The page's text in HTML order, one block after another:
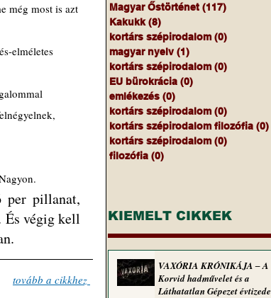
még most is azt
elméletes
per pillanat,
És végig kell
tovább a cikkhez
Magyar Őstörténet (117)
Kakukk (8)
kortárs szépirodalom (0)
magyar nyelv (1)
kortárs szépirodalom (0)
EU bürokrácia (0)
emlékezés (0)
kortárs szépirodalom (0)
kortárs szépirodalom filozófia (0)
kortárs szépirodalom (0)
filozófia (0)
KIEMELT CIKKEK
VAXÓRIA KRÓNIKÁJA ‒ A
Korvid hadművelet és a
Láthatatlan Gépezet évtizede